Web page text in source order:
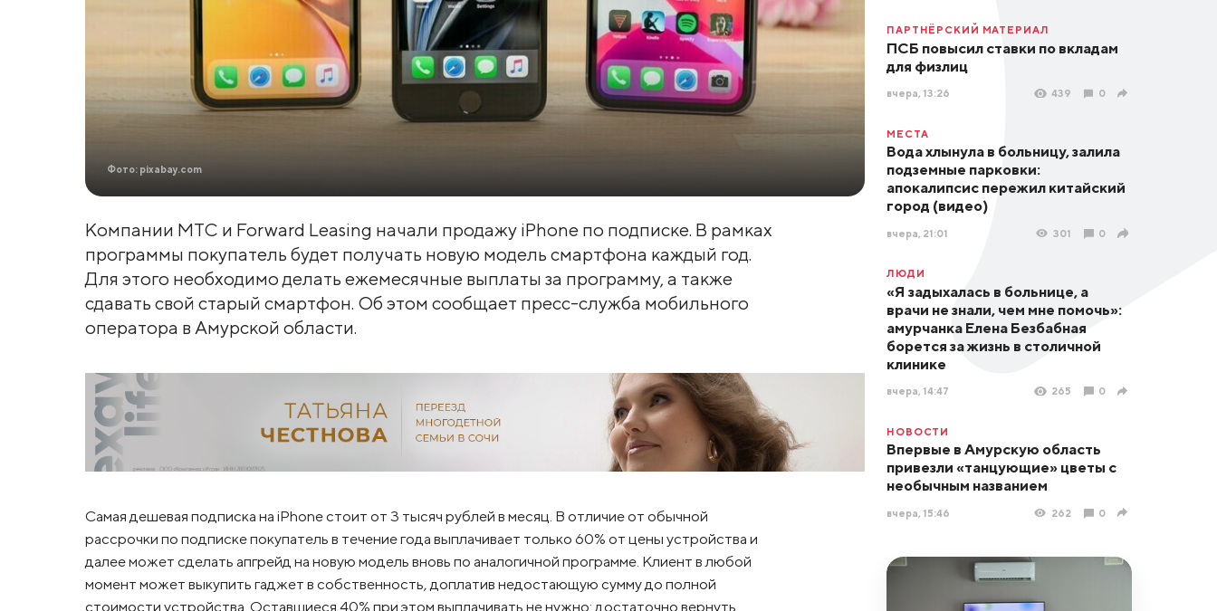
Фото: pixabay.com
Компании МТС и Forward Leasing начали продажу iPhone по подписке. В рамках
программы покупатель будет получать новую модель смартфона каждый год.
Для этого необходимо делать ежемесячные выплаты за программу, а также
сдавать свой старый смартфон. Об этом сообщает пресс-служба мобильного
оператора в Амурской области.
Самая дешевая подписка на iPhone стоит от 3 тысяч рублей в месяц. В отличие от обычной
рассрочки по подписке покупатель в течение года выплачивает только 60% от цены устройства и
далее может сделать апгрейд на новую модель вновь по аналогичной программе. Клиент в любой
момент может выкупить гаджет в собственность, доплатив недостающую сумму до полной
стоимости устройства. Оставшиеся 40% при этом выплачивать не нужно: достаточно вернуть
ПАРТНЁРСКИЙ МАТЕРИАЛ
ПСБ повысил ставки по вкладам
для физлиц
вчера, 13:26 439 0
МЕСТА
Вода хлынула в больницу, залила
подземные парковки:
апокалипсис пережил китайский
город (видео)
вчера, 21:01 301 0
ЛЮДИ
«Я задыхалась в больнице, а
врачи не знали, чем мне помочь»:
амурчанка Елена Безбабная
борется за жизнь в столичной
клинике
вчера, 14:47 265 0
НОВОСТИ
Впервые в Амурскую область
привезли «танцующие» цветы с
необычным названием
вчера, 15:46 262 0